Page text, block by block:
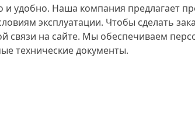
и удобно. Наша компания предлагает
эксплуатации. Чтобы сделать
связи на сайте. Мы обеспечиваем
технические документы.